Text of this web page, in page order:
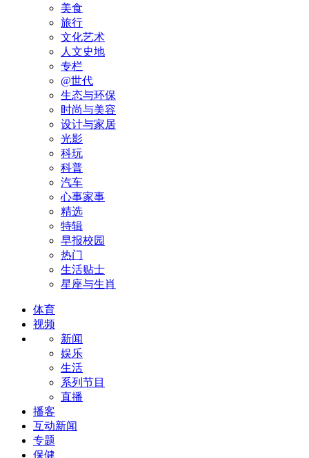
美食
旅行
文化艺术
人文史地
专栏
@世代
生态与环保
时尚与美容
设计与家居
光影
科玩
科普
汽车
心事家事
精选
特辑
早报校园
热门
生活贴士
星座与生肖
体育
视频
新闻
娱乐
生活
系列节目
直播
播客
互动新闻
专题
保健